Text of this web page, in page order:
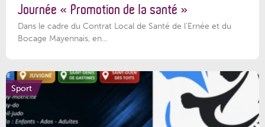
Journée « Promotion de la santé »
Dans le cadre du Contrat Local de Santé de l’Ernée et du
Bocage Mayennais, en...
Sport